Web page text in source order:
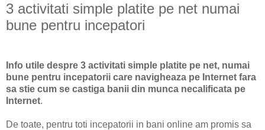
3 activitati simple platite pe net numai
bune pentru incepatori
Info utile despre 3 activitati simple platite pe net, numai
bune pentru incepatorii care navigheaza pe Internet fara
sa stie cum se castiga banii din munca necalificata pe
Internet.
De toate, pentru toti incepatorii in bani online am promis sa